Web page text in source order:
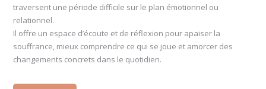
traversent une période difficile sur le plan émotionnel ou
relationnel.
Il offre un espace d’écoute et de réflexion pour apaiser la
souffrance, mieux comprendre ce qui se joue et amorcer des
changements concrets dans le quotidien.